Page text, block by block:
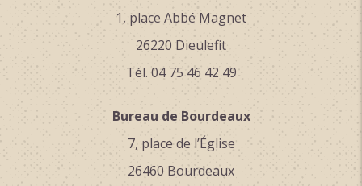
1, place Abbé Magnet
26220 Dieulefit
Tél. 04 75 46 42 49
Bureau de Bourdeaux
7, place de l’Église
26460 Bourdeaux